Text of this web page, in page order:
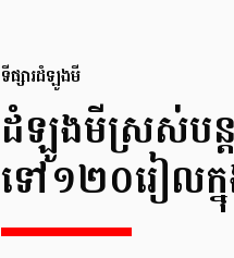
ទីផ្សារដំឡូងមី
ដំឡូងមីស្រស់បន្
ទៅ១២០រៀលក្